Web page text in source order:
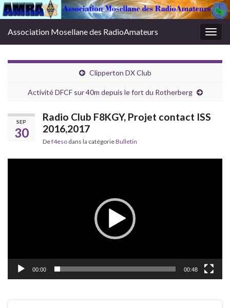
Association Mosellane des RadioAmateurs
Clipperton DX Club
Activité DFCF sur 40m depuis le fort du Rotherberg
SEP
30
Radio Club F8KGY, Projet contact ISS
2016,2017
Def4eso dans la catégorieBulletin
00:00 00:48